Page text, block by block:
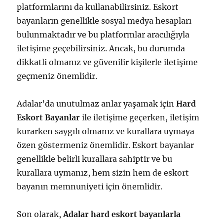
platformlarını da kullanabilirsiniz. Eskort
bayanların genellikle sosyal medya hesapları
bulunmaktadır ve bu platformlar aracılığıyla
iletişime geçebilirsiniz. Ancak, bu durumda
dikkatli olmanız ve güvenilir kişilerle iletişime
geçmeniz önemlidir.
Adalar’da unutulmaz anlar yaşamak içinHard
Eskort Bayanlar ile iletişime geçerken, iletişim
kurarken saygılı olmanız ve kurallara uymaya
özen göstermeniz önemlidir. Eskort bayanlar
genellikle belirli kurallara sahiptir ve bu
kurallara uymanız, hem sizin hem de eskort
bayanın memnuniyeti için önemlidir.
Son olarak,Adalar hard eskort bayanlarla